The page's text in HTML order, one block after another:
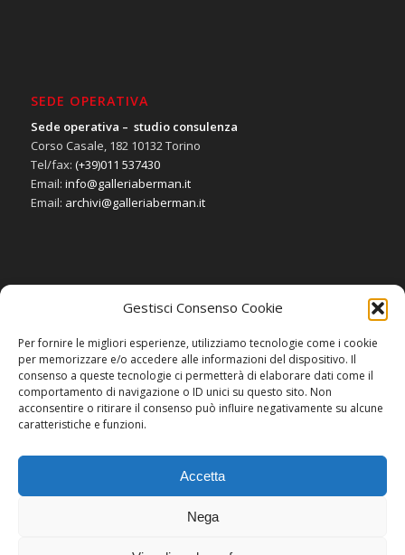
Gestisci Consenso Cookie
Per fornire le migliori esperienze, utilizziamo tecnologie come i cookie
per memorizzare e/o accedere alle informazioni del dispositivo. Il
consenso a queste tecnologie ci permetterà di elaborare dati come il
comportamento di navigazione o ID unici su questo sito. Non
acconsentire o ritirare il consenso può influire negativamente su alcune
caratteristiche e funzioni.
Accetta
Nega
SEDE OPERATIVA
Sede operativa – studio consulenza
Corso Casale, 182 10132 Torino
Tel/fax: (+39)011 537430
Email: info@galleriaberman.it
Email: archivi@galleriaberman.it